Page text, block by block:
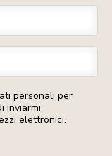
personali per
inviarmi
elettronici.